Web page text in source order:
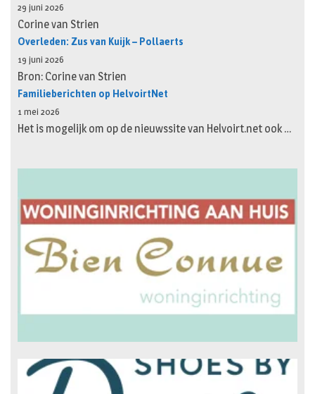
29 juni 2026
Corine van Strien
Overleden: Zus van Kuijk – Pollaerts
19 juni 2026
Bron: Corine van Strien
Familieberichten op HelvoirtNet
1 mei 2026
Het is mogelijk om op de nieuwssite van Helvoirt.net ook …